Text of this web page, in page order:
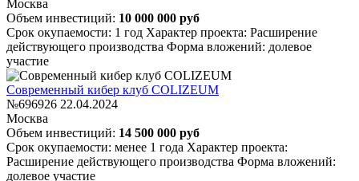
Москва
Объем инвестиций: 10 000 000 руб
Срок окупаемости: 1 год Характер проекта: Расширение
действующего производства Форма вложений: долевое
участие
Современный кибер клуб COLIZEUM
№696926 22.04.2024
Москва
Объем инвестиций: 14 500 000 руб
Срок окупаемости: менее 1 года Характер проекта:
Расширение действующего производства Форма вложений:
долевое участие